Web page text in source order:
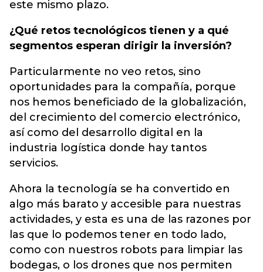
este mismo plazo.
¿Qué retos tecnológicos tienen y a qué
segmentos esperan dirigir la inversión?
Particularmente no veo retos, sino
oportunidades para la compañía, porque
nos hemos beneficiado de la globalización,
del crecimiento del comercio electrónico,
así como del desarrollo digital en la
industria logística donde hay tantos
servicios.
Ahora la tecnología se ha convertido en
algo más barato y accesible para nuestras
actividades, y esta es una de las razones por
las que lo podemos tener en todo lado,
como con nuestros robots para limpiar las
bodegas, o los drones que nos permiten